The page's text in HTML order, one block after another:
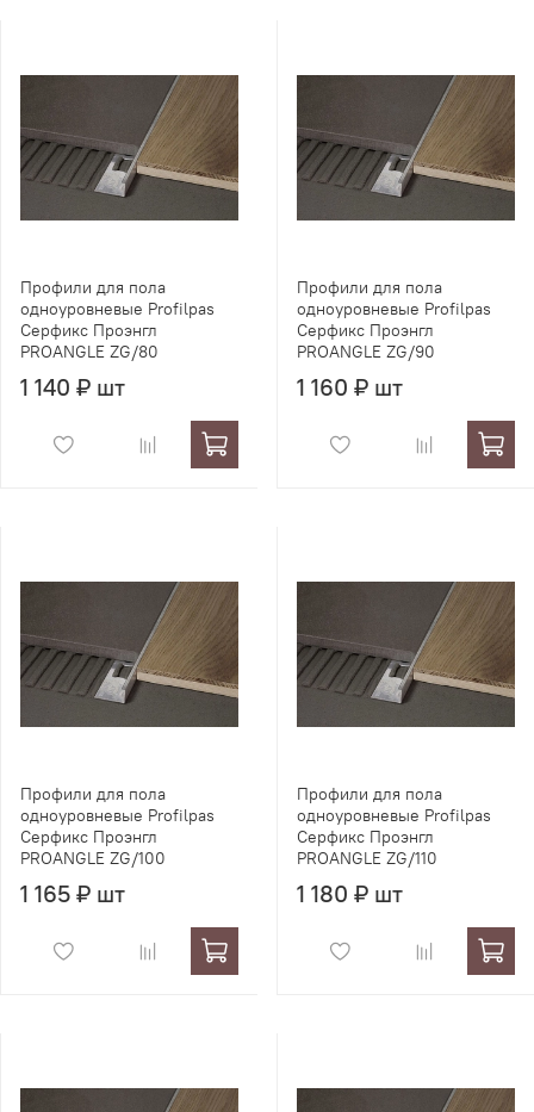
Профили для пола
одноуровневые Profilpas
Серфикс Проэнгл
PROANGLE ZG/80
1 140 ₽ шт
Профили для пола
одноуровневые Profilpas
Серфикс Проэнгл
PROANGLE ZG/90
1 160 ₽ шт
Профили для пола
одноуровневые Profilpas
Серфикс Проэнгл
PROANGLE ZG/100
1 165 ₽ шт
Профили для пола
одноуровневые Profilpas
Серфикс Проэнгл
PROANGLE ZG/110
1 180 ₽ шт